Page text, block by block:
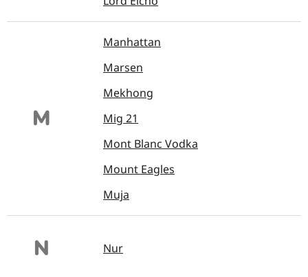
M
Manhattan
Marsen
Mekhong
Mig 21
Mont Blanc Vodka
Mount Eagles
Muja
N Nur